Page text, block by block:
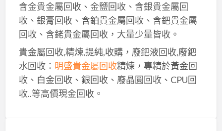
含金貴金屬回收、金鹽回收、含銀貴金屬回
收、銀膏回收、含鉑貴金屬回收、含鈀貴金屬
回收、含銠貴金屬回收，大量少量皆收。
貴金屬回收,精煉,提純,收購，廢鈀液回收,廢鈀
水回收： 明盛貴金屬回收精煉，專精於黃金回
收、白金回收、銀回收、廢晶圓回收、CPU回
收..等高價現金回收。